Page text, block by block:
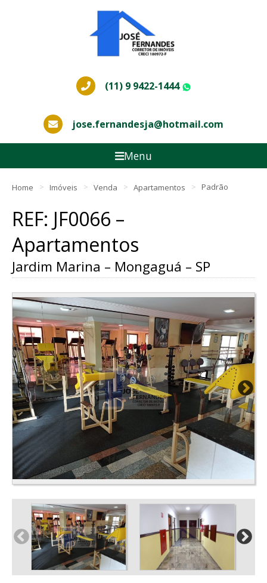
(11) 9 9422-1444
jose.fernandesja@hotmail.com
Menu
Home Imóveis Venda Apartamentos Padrão
REF: JF0066 –
Apartamentos
Jardim Marina – Mongaguá – SP